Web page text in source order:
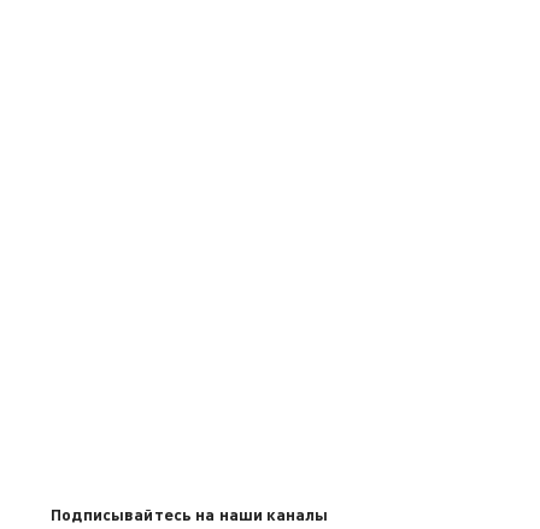
Подписывайтесь на наши каналы